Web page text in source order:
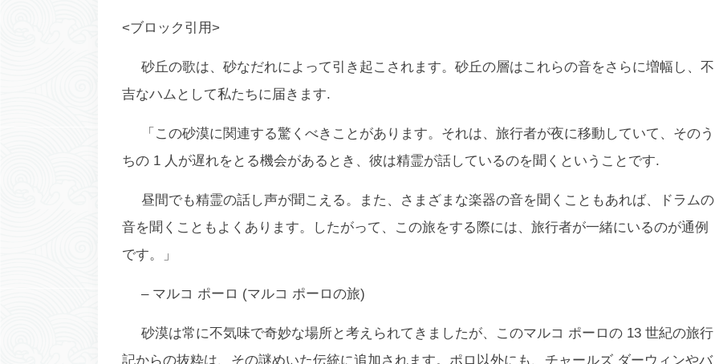
<ブロック引用>
砂丘の歌は、砂なだれによって引き起こされます。砂丘の層はこれらの音をさらに増幅し、不
吉なハムとして私たちに届きます.
「この砂漠に関連する驚くべきことがあります。それは、旅行者が夜に移動していて、そのう
ちの 1 人が遅れをとる機会があるとき、彼は精霊が話しているのを聞くということです.
昼間でも精霊の話し声が聞こえる。また、さまざまな楽器の音を聞くこともあれば、ドラムの
音を聞くこともよくあります。したがって、この旅をする際には、旅行者が一緒にいるのが通例
です。」
– マルコ ポーロ (マルコ ポーロの旅)
砂漠は常に不気味で奇妙な場所と考えられてきましたが、このマルコ ポーロの 13 世紀の旅行
記からの抜粋は、その謎めいた伝統に追加されます。ポロ以外にも、チャールズ ダーウィンやバ